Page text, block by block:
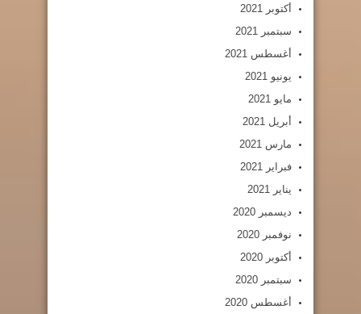
أكتوبر 2021
سبتمبر 2021
أغسطس 2021
يونيو 2021
مايو 2021
أبريل 2021
مارس 2021
فبراير 2021
يناير 2021
ديسمبر 2020
نوفمبر 2020
أكتوبر 2020
سبتمبر 2020
أغسطس 2020